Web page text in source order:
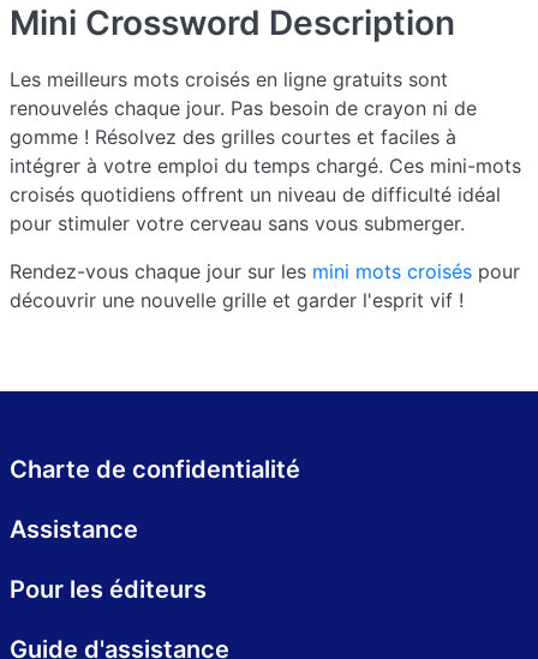
Mini Crossword Description
Les meilleurs mots croisés en ligne gratuits sont
renouvelés chaque jour. Pas besoin de crayon ni de
gomme ! Résolvez des grilles courtes et faciles à
intégrer à votre emploi du temps chargé. Ces mini-mots
croisés quotidiens offrent un niveau de difficulté idéal
pour stimuler votre cerveau sans vous submerger.
Rendez-vous chaque jour sur les mini mots croisés pour
découvrir une nouvelle grille et garder l'esprit vif !
Charte de confidentialité
Assistance
Pour les éditeurs
Guide d'assistance